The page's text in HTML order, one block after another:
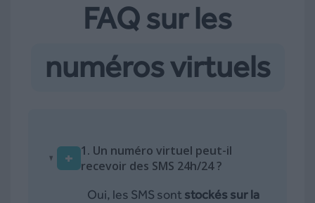
FAQ sur les
numéros virtuels
+ 1. Un numéro virtuel peut-il
recevoir des SMS 24h/24 ?
Oui, les SMS sont stockés sur la